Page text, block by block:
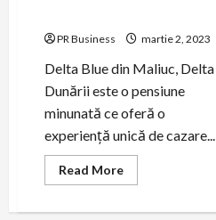
PR Business martie 2, 2023
Delta Blue din Maliuc, Delta
Dunării este o pensiune
minunată ce oferă o
experiență unică de cazare...
Read MoreRead
more